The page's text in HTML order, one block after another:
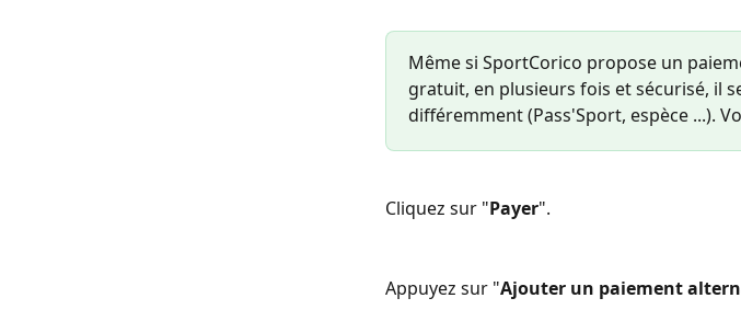
Même si SportCorico propose un
gratuit, en plusieurs fois et sécurisé, il
différemment (Pass'Sport, espèce ...).
Cliquez sur "Payer".
Appuyez sur "Ajouter un paiement